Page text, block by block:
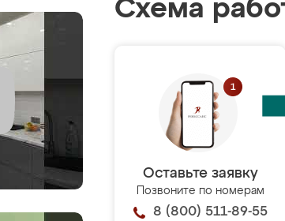
Схема
Оставьте заявку
Позвоните по номерам
8 (800) 511-89-55